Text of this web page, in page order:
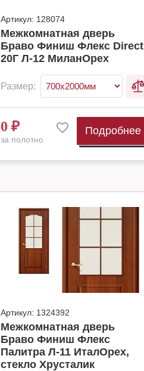
Артикул: 128074
Межкомнатная дверь
Браво Финиш Флекс Direct
20Г Л-12 МиланОрех
Размер:
0 ₽
за полотно
Подробнее
Артикул: 1324392
Межкомнатная дверь
Браво Финиш Флекс
Палитра Л-11 ИталОрех,
стекло Хрусталик